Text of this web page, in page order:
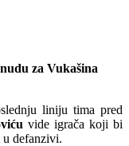
za Vukašina
liniju tima pred
vide igrača koji bi
u defanzivi.